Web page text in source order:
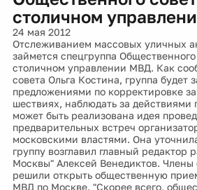
столичном
24 мая 2012
Отслеживанием массовых уличных
займется спецгруппа
столичном управлении МВД. Как
совета Ольга Костина, группа будет
предложениями по корректировке
шествиях, наблюдать за действиями
может быть реализована идея
предварительных встреч
московскими властями. Она
группу возглавил главный редактор
Москвы" Алексей Венедиктов. Члены
решили открыть общественную
МВД по Москве. "Скорее всего,